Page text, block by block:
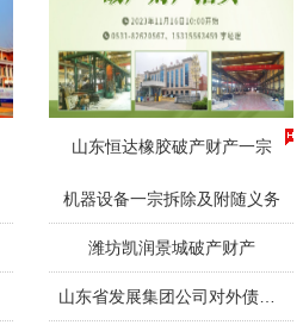
山东恒达橡胶破产财产一宗
机器设备一宗拆除及附随义务
潍坊凯润景城破产财产